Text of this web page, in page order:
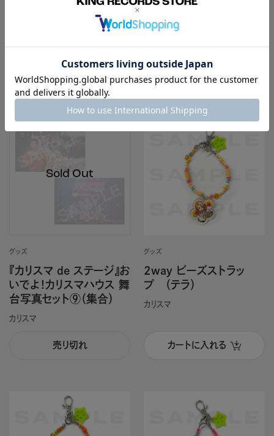
台写真セット⑦（天堂天
カートに入れる
台写真セット⑧（虎姫 柊：
工藤大夢）
売り切れ
グッズ
『カリスマ de ステージ』お
いでよ！カリスマハウス 舞
台写真セット⑨（集合）
カリスマ
売り切れ
グッズ
2way ビーズストラッ
プ （テラ）
カリスマ
カートに入れる